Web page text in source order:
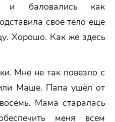
и баловались как
своё тело еще
Хорошо. Как же здесь
Мне не так повезло с
Маше. Папа ушёл от
Мама старалась
меня всем